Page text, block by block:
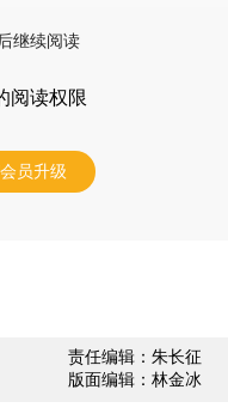
继续阅读
阅读权限
员升级
责任编辑：朱长征
版面编辑：林金冰